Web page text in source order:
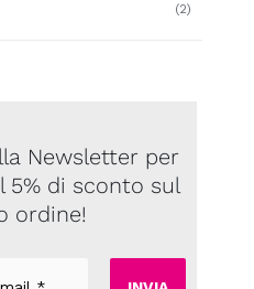
(2)
Newsletter per
5% di sconto sul
ordine!